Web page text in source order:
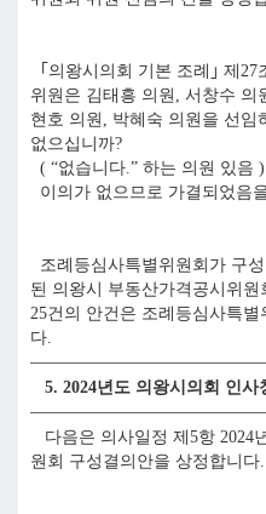
｢의왕시의회 기본 조례｣ 제27
위원은 김태흥 의원, 서창수
현호 의원, 박혜숙 의원을 선임
없으십니까?
( “없습니다.” 하는 의원 있음 )
이의가 없으므로 가결되었음
조례등심사특별위원회가 구
된 의왕시 부동산가격공시위
25건의 안건은 조례등심사특
다.
5. 2024년도 의왕시의회 인사
다음은 의사일정 제5항 2024
원회 구성결의안을 상정합니다.